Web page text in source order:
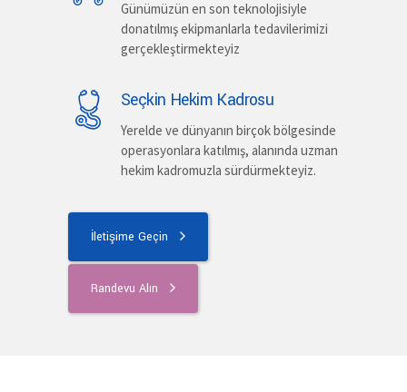
Günümüzün en son teknolojisiyle
donatılmış ekipmanlarla tedavilerimizi
gerçekleştirmekteyiz
Seçkin Hekim Kadrosu
Yerelde ve dünyanın birçok bölgesinde
operasyonlara katılmış, alanında uzman
hekim kadromuzla sürdürmekteyiz.
İletişime Geçin
Randevu Alın